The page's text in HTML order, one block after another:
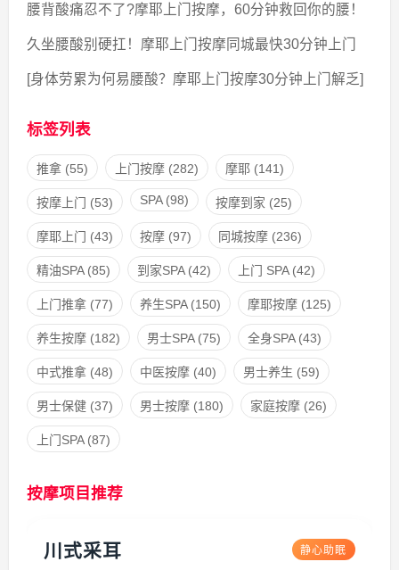
腰背酸痛忍不了?摩耶上门按摩，60分钟救回你的腰！
久坐腰酸别硬扛！摩耶上门按摩同城最快30分钟上门
[身体劳累为何易腰酸？摩耶上门按摩30分钟上门解乏]
标签列表
推拿(55) 上门按摩(282) 摩耶(141)
按摩上门 (53) SPA(98) 按摩到家 (25)
摩耶上门 (43) 按摩(97) 同城按摩(236)
精油SPA(85) 到家SPA(42) 上门 SPA(42)
上门推拿(77) 养生SPA(150) 摩耶按摩(125)
养生按摩(182) 男士SPA(75) 全身SPA(43)
中式推拿(48) 中医按摩(40) 男士养生 (59)
男士保健(37) 男士按摩(180) 家庭按摩(26)
上门SPA(87)
按摩项目推荐
川式采耳 静心助眠